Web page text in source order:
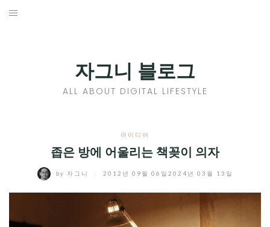
Skip
자그니 블로그
ALL ABOUT DIGITAL LIFESTYLE
아이디어
좁은 방에 어울리는 책꽂이 의자
by 자그니 2012년 09월 06일 2024년 03월 13일
CHILD
MENU
디지털트렌드
디지털라이프
CHILD
EXPAND